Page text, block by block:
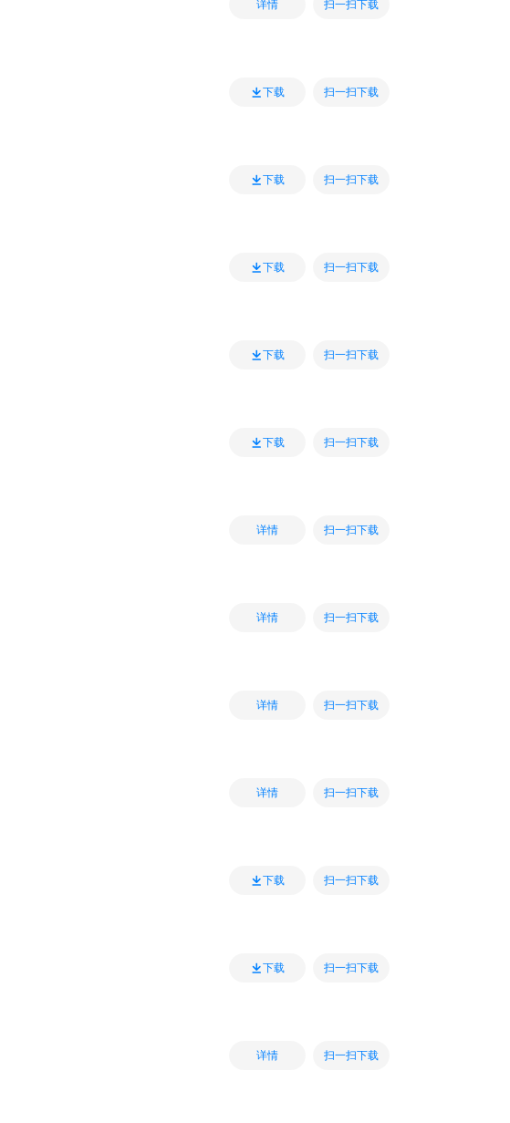
详情 扫一扫下载
下载 扫一扫下载
下载 扫一扫下载
下载 扫一扫下载
下载 扫一扫下载
下载 扫一扫下载
详情 扫一扫下载
详情 扫一扫下载
详情 扫一扫下载
详情 扫一扫下载
下载 扫一扫下载
下载 扫一扫下载
详情 扫一扫下载